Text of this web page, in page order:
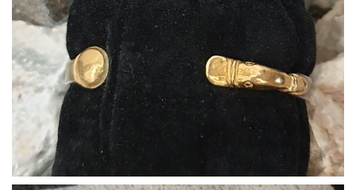
Bracciali04